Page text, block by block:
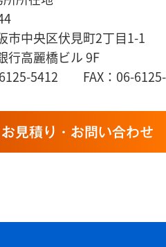
市中央区伏見町2丁目1-1
行高麗橋ビル 9F
5412 FAX：06-
お見積り・お問い合わせ